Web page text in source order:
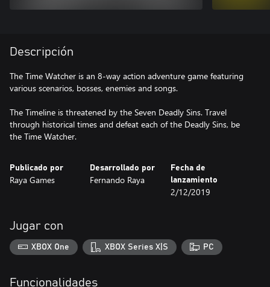
Descripción
The Time Watcher is an 8-way action adventure game featuring
various scenarios, bosses, enemies and songs.
The Timeline is threatened by the Seven Deadly Sins. Travel
through historical times and defeat each of the Deadly Sins, be
the Time Watcher.
Publicado por
Raya Games
Desarrollado por
Fernando Raya
Fecha de
lanzamiento
2/12/2019
Jugar con
XBOX One XBOX Series X|S PC
Funcionalidades